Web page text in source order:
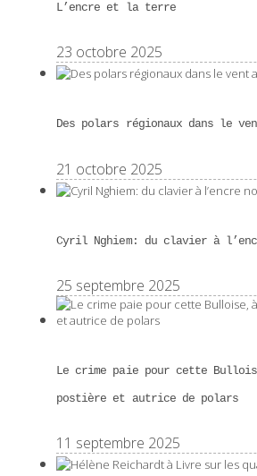
L’encre et la terre
23 octobre 2025
Des polars régionaux dans le
21 octobre 2025
Cyril Nghiem: du clavier à
25 septembre 2025
Le crime paie pour cette
postière et autrice de polars
11 septembre 2025